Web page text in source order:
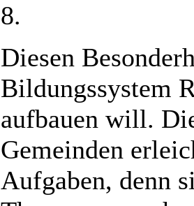
8.
Diesen
Bildungssystem
aufbauen will.
Gemeinden
Aufgaben, denn